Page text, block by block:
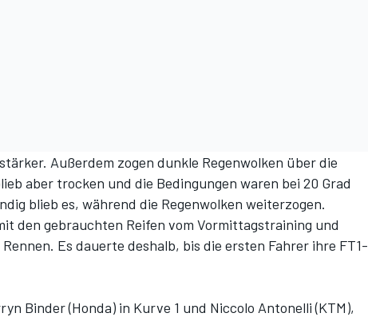
Außerdem zogen dunkle Regenwolken über die
aber trocken und die Bedingungen waren bei 20 Grad
blieb es, während die Regenwolken weiterzogen.
den gebrauchten Reifen vom Vormittagstraining und
Es dauerte deshalb, bis die ersten Fahrer ihre FT1-
Binder (Honda) in Kurve 1 und Niccolo Antonelli (KTM),